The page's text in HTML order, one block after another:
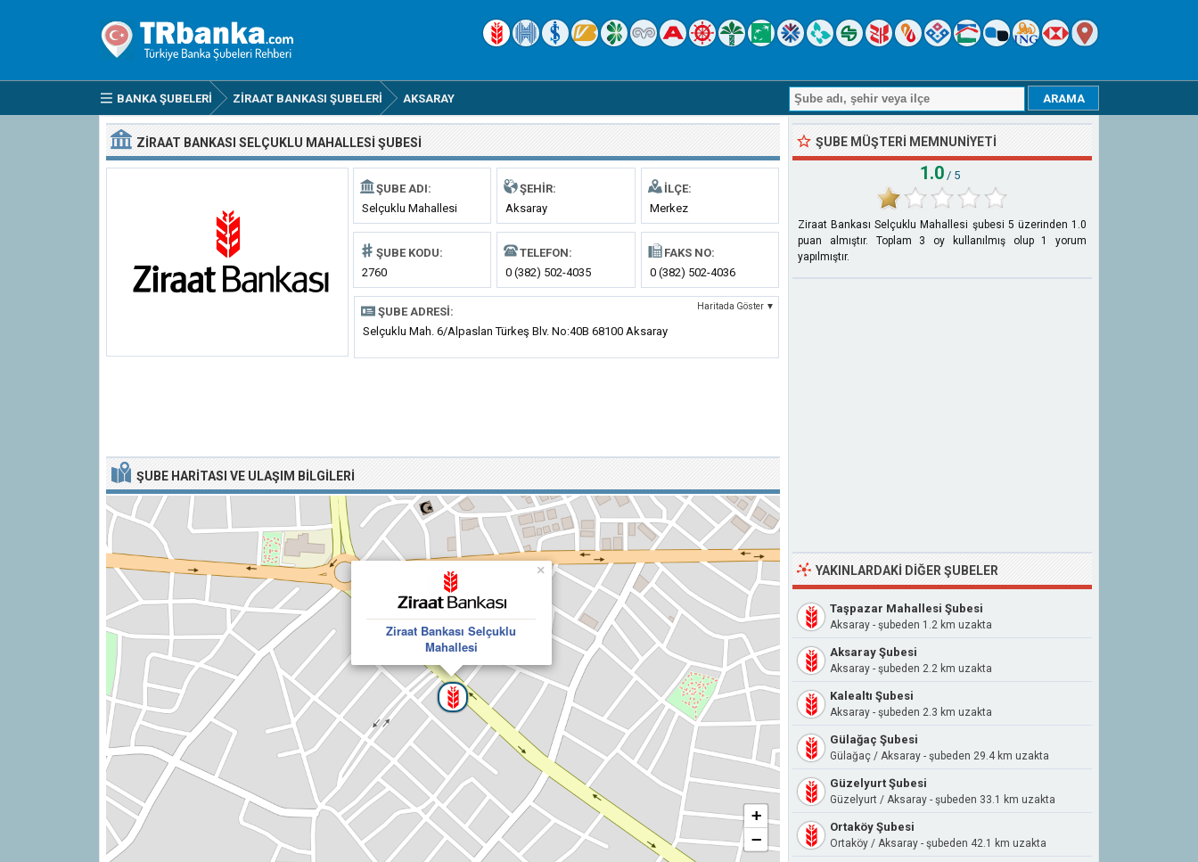
BANKA ŞUBELERI ZIRAAT BANKASI ŞUBELERI AKSARAY
ZIRAAT BANKASI SELÇUKLU MAHALLESI ŞUBESI
ŞUBE ADI:
Selçuklu Mahallesi
ŞEHIR:
Aksaray
İLÇE:
Merkez
ŞUBE KODU:
2760
TELEFON:
0 (382) 502-4035
FAKS NO:
0 (382) 502-4036
ŞUBE ADRESI: Haritada Göster ▼
Selçuklu Mah. 6/Alpaslan Türkeş Blv. No:40B 68100 Aksaray
ŞUBE HARITASI VE ULAŞIM BILGILERI
Ziraat Bankası Selçuklu
Mahallesi
×
+
−
ŞUBE MÜŞTERI MEMNUNIYETI
1.0 / 5
Ziraat Bankası Selçuklu Mahallesi şubesi 5 üzerinden 1.0
puan almıştır. Toplam 3 oy kullanılmış olup 1
yorum
yapılmıştır.
YAKINLARDAKI DIĞER ŞUBELER
Taşpazar Mahallesi Şubesi
Aksaray - şubeden 1.2 km uzakta
Aksaray Şubesi
Aksaray - şubeden 2.2 km uzakta
Kalealtı Şubesi
Aksaray - şubeden 2.3 km uzakta
Gülağaç Şubesi
Gülağaç / Aksaray - şubeden 29.4 km uzakta
Güzelyurt Şubesi
Güzelyurt / Aksaray - şubeden 33.1 km uzakta
Ortaköy Şubesi
Ortaköy / Aksaray - şubeden 42.1 km uzakta